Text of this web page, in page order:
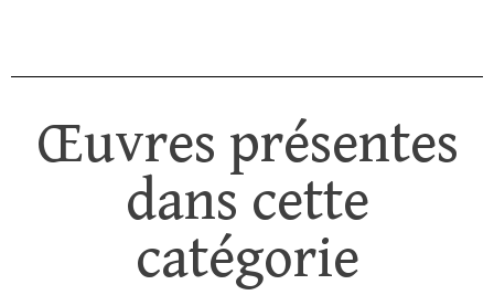
Œuvres présentes
dans cette
catégorie